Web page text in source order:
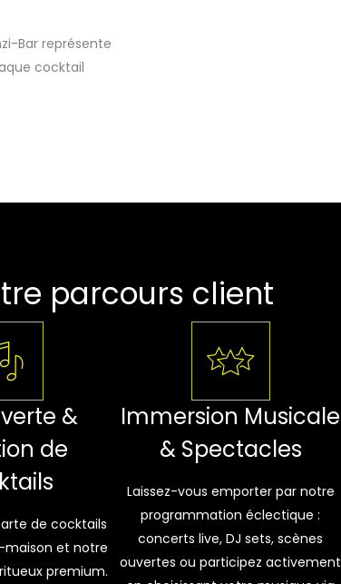
Bar représente
cocktail
parcours client
&
de
de cocktails
et notre
premium.
Immersion Musicale
& Spectacles
Laissez-vous emporter par notre
programmation éclectique :
concerts live, DJ sets, scènes
ouvertes ou participez activement